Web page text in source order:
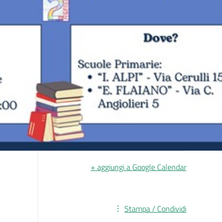
+ aggiungi a Google Calendar
Stampa / Condividi